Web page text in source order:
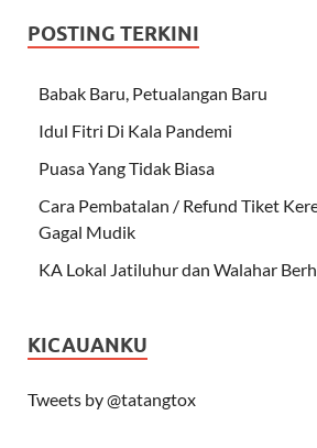
POSTING TERKINI
Babak Baru, Petualangan Baru
Idul Fitri Di Kala Pandemi
Puasa Yang Tidak Biasa
Cara Pembatalan / Refund Tiket
Gagal Mudik
KA Lokal Jatiluhur dan Walahar
KICAUANKU
Tweets by @tatangtox